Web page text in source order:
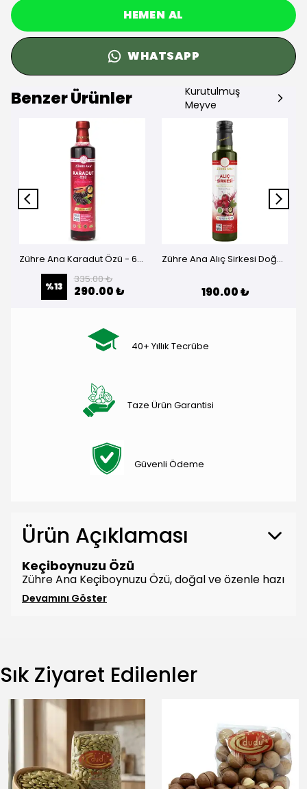
HEMEN AL
WHATSAPP
Benzer Ürünler
Kurutulmuş
Meyve
Zühre Ana Karadut Özü - 670 Gr
%13
335.00 ₺
290.00 ₺
Zühre Ana Alıç Sirkesi Doğal Fermantasyon- 500 Ml
190.00 ₺
40+ Yıllık Tecrübe
Taze Ürün Garantisi
Güvenli Ödeme
Ürün Açıklaması
Keçiboynuzu Özü
Zühre Ana Keçiboynuzu Özü, doğal ve özenle hazı
Devamını Göster
Sık Ziyaret Edilenler